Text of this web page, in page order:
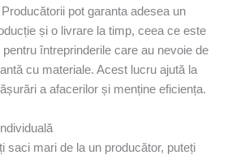
pot garanta adesea un
și o livrare la timp, ceea ce este
întreprinderile care au nevoie de
cu materiale. Acest lucru ajută la
a afacerilor și menține eficiența.
saci mari de la un producător, puteți